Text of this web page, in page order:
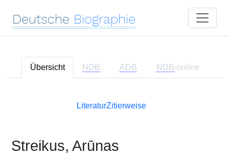
Deutsche Biographie
Übersicht NDB ADB NDB-online
LiteraturZitierweise
Streikus, Arūnas